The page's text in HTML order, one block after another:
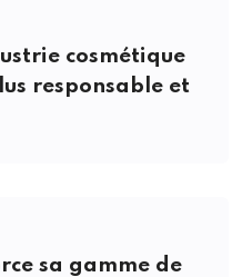
cosmétique
responsable et
sa gamme de